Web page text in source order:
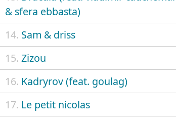
& sfera ebbasta)
14. Sam & driss
15. Zizou
16. Kadryrov (feat. goulag)
17. Le petit nicolas